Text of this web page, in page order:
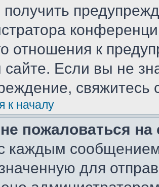
отношения к
Если вы не
к началу
пожаловаться
каждым сообщением
для